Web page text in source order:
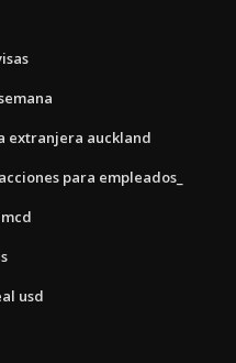
extranjera auckland
para empleados_
usd